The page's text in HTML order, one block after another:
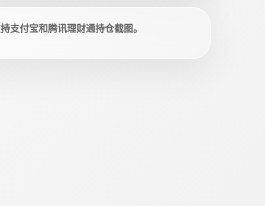
支付宝和腾讯理财通持仓截图。